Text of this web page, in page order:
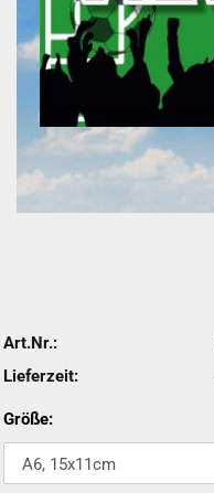
Art.Nr.:
Lieferzeit:
Größe: